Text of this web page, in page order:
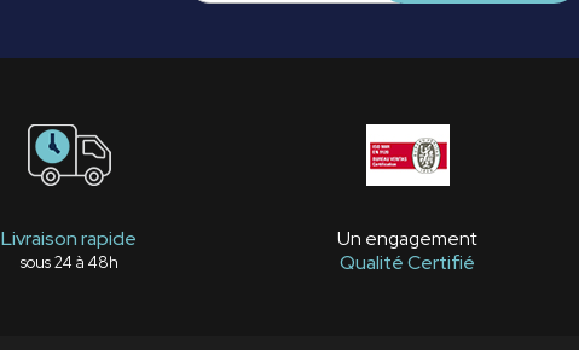
Livraison rapide
sous 24 à 48h
Un engagement
Qualité Certifié